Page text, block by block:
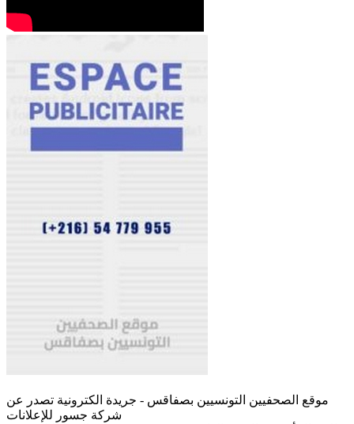
موقع الصحفيين التونسيين بصفاقس - جريدة الكترونية تصدر عن
شركة جسور للإعلانات